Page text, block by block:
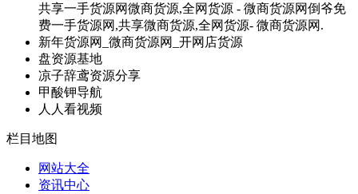
共享一手货源网微商货源,全网货源 - 微商货源网倒爷免
费一手货源网,共享微商货源,全网货源- 微商货源网.
新年货源网_微商货源网_开网店货源
盘资源基地
凉子辞鸢资源分享
甲酸钾导航
人人看视频
栏目地图
网站大全
资讯中心